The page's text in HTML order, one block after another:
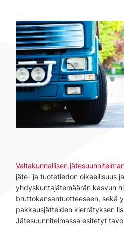
Valtakunnallisen jätesuunnitelman
jäte- ja tuotetiedon oikeellisuus
yhdyskuntajätemäärän kasvun
bruttokansantuotteeseen, sekä
pakkausjätteiden kierrätyksen
Jätesuunnitelmassa esitetyt